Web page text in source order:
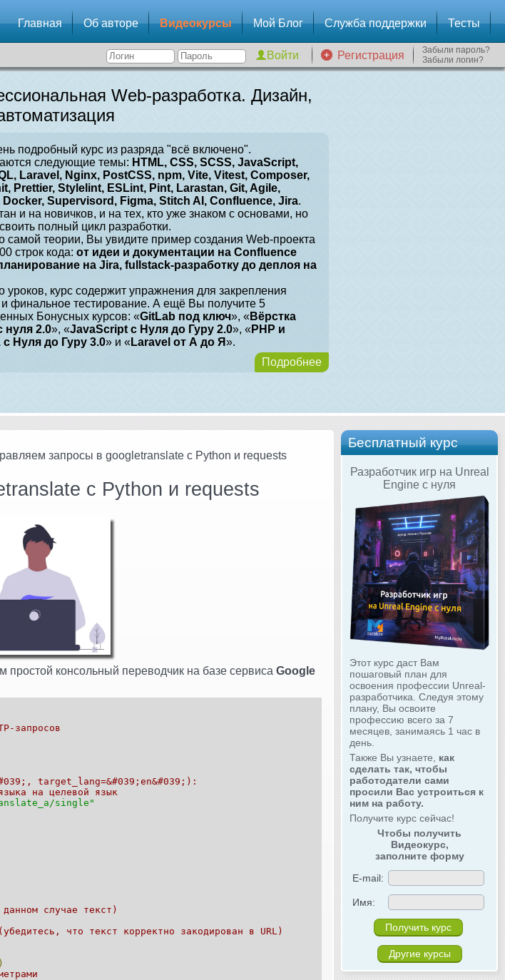
Главная Об авторе Видеокурсы Мой Блог Служба поддержки Тесты
Регистрация
Забыли пароль?
Забыли логин?
Web-разработка. Дизайн,
подробный курс из разряда "всё включено".
следующие темы: HTML, CSS, SCSS, JavaScript,
Laravel, Nginx, PostCSS, npm, Vite, Vitest, Composer,
Prettier, Stylelint, ESLint, Pint, Larastan, Git, Agile,
Docker, Supervisord, Figma, Stitch AI, Confluence, Jira.
и на новичков, и на тех, кто уже знаком с основами, но
полный цикл разработки.
самой теории, Вы увидите пример создания Web-проекта
строк кода: от идеи и документации на Confluence
на Jira, fullstack-разработку до деплоя на
уроков, курс содержит упражнения для закрепления
и финальное тестирование. А ещё Вы получите 5
Бонусных курсов: «GitLab под ключ», « Вёрстка
нуля 2.0», «JavaScript с Нуля до Гуру 2.0», «PHP и
с Нуля до Гуру 3.0» и « Laravel от А до Я».
Подробнее
Бесплатный курс
Разработчик игр на Unreal
Engine с нуля
Этот курс даст Вам
пошаговый план для
освоения профессии Unreal-
разработчика. Следуя этому
плану, Вы освоите
профессию всего за 7
месяцев, занимаясь 1 час в
день.
Также Вы узнаете, как
сделать так, чтобы
работодатели сами
просили Вас устроиться к
ним на работу.
Получите курс сейчас!
Чтобы получить
Видеокурс,
заполните форму
E-mail:
Имя:
Другие курсы
запросы в googletranslate с Python и requests
с Python и requests
консольный переводчик на базе сервиса Google
запросов
target_lang=&#039;en&#039;):
на целевой язык
single"
случае текст)
что текст корректно закодирован в URL)
)